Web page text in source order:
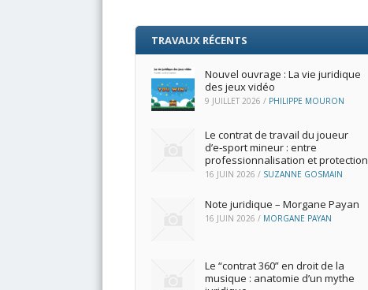
TRAVAUX RÉCENTS
Nouvel ouvrage : La vie juridique
des jeux vidéo
9 JUILLET 2026 / PHILIPPE MOURON
Le contrat de travail du joueur
d’e‑sport mineur : entre
professionnalisation et protection
16 JUIN 2026 / SUZANNE GOSMAIN
Note juridique – Morgane Payan
16 JUIN 2026 / MORGANE PAYAN
Le “contrat 360” en droit de la
musique : anatomie d’un mythe